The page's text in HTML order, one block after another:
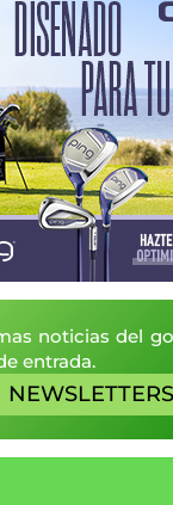
noticias del
entrada.
NEWSLETTERS